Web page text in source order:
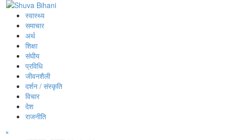
स्वास्थ्य
समाचार
अर्थ
शिक्षा
संघीय
प्रविधि
जीवनशैली
दर्शन / संस्कृति
विचार
देश
राजनीति
×